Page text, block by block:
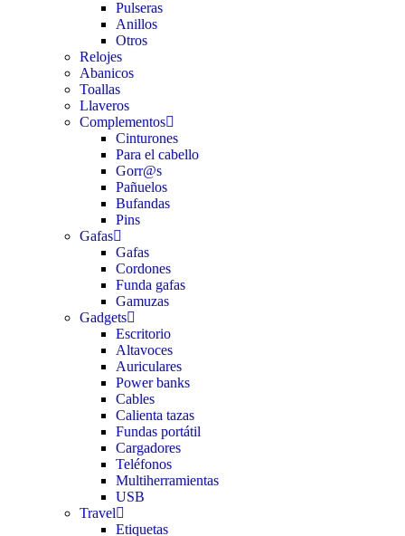
Pulseras
Anillos
Otros
Relojes
Abanicos
Toallas
Llaveros
Complementos
Cinturones
Para el cabello
Gorr@s
Pañuelos
Bufandas
Pins
Gafas
Gafas
Cordones
Funda gafas
Gamuzas
Gadgets
Escritorio
Altavoces
Auriculares
Power banks
Cables
Calienta tazas
Fundas portátil
Cargadores
Teléfonos
Multiherramientas
USB
Travel
Etiquetas